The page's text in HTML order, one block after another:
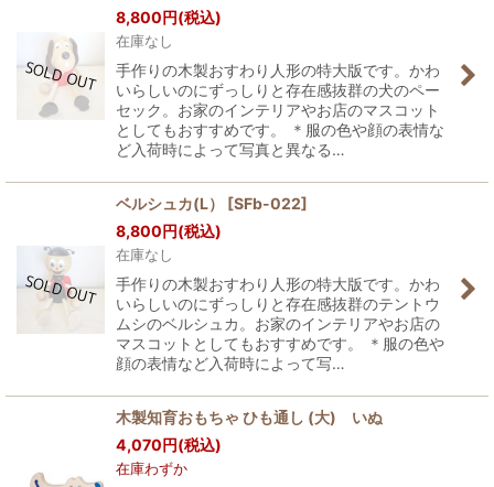
8,800円(税込)
在庫なし
手作りの木製おすわり人形の特大版です。かわ
いらしいのにずっしりと存在感抜群の犬のペー
セック。お家のインテリアやお店のマスコット
としてもおすすめです。 ＊服の色や顔の表情な
ど入荷時によって写真と異なる…
ベルシュカ(L） [SFb-022]
8,800円(税込)
在庫なし
手作りの木製おすわり人形の特大版です。かわ
いらしいのにずっしりと存在感抜群のテントウ
ムシのベルシュカ。お家のインテリアやお店の
マスコットとしてもおすすめです。 ＊服の色や
顔の表情など入荷時によって写…
木製知育おもちゃ ひも通し (大) いぬ
4,070円(税込)
在庫わずか